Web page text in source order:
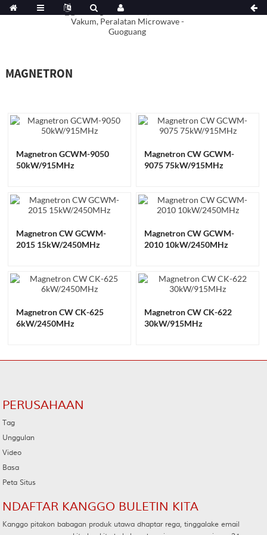
MAGNETRON
Magnetron GCWM-9050
50kW/915MHz
Magnetron CW GCWM-
9075 75kW/915MHz
Magnetron CW GCWM-
2015 15kW/2450MHz
Magnetron CW GCWM-
2010 10kW/2450MHz
Magnetron CW CK-625
6kW/2450MHz
Magnetron CW CK-622
30kW/915MHz
PERUSAHAAN
Tag
Unggulan
Video
Basa
Peta Situs
NDAFTAR KANGGO BULETIN KITA
Kanggo pitakon babagan produk utawa dhaptar rega, tinggalake email